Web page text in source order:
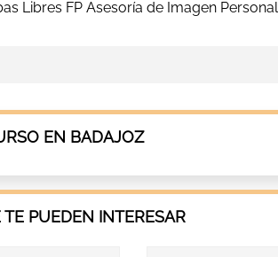
Libres FP Asesoría de Imagen Personal
EN BADAJOZ
PUEDEN INTERESAR